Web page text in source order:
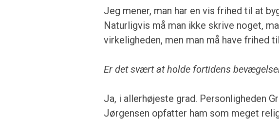
Jeg mener, man har en vis frihed til at
Naturligvis må man ikke skrive noget,
virkeligheden, men man må have frihed
Er det svært at holde fortidens
Ja, i allerhøjeste grad. Personligheden
Jørgensen opfatter ham som meget